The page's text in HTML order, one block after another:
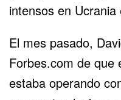
intensos en
El mes pasado,
Forbes.com de que
estaba operando